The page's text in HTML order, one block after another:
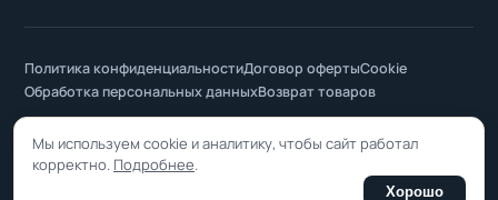
Политика конфиденциальностиДоговор офертыCookie
Обработка персональных данныхВозврат товаров
772901001 · 119361, Москва, ул. Никулинская, д. 35, стр. 1 · +7 (495) 984-
34-50
Мы используем cookie и аналитику, чтобы сайт работал
корректно. Подробнее.
Хорошо